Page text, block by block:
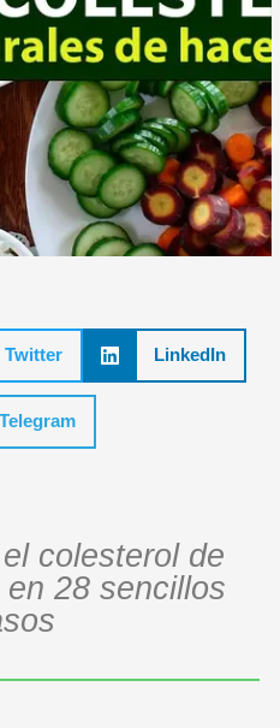
Twitter LinkedIn
Telegram
colesterol de
28 sencillos